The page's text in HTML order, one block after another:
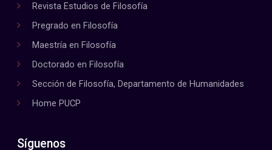
Revista Estudios de Filosofía
Pregrado en Filosofía
Maestría en Filosofía
Doctorado en Filosofía
Sección de Filosofía, Departamento de Humanidades
Home PUCP
Síguenos